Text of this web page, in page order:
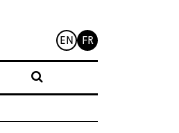
EN FR